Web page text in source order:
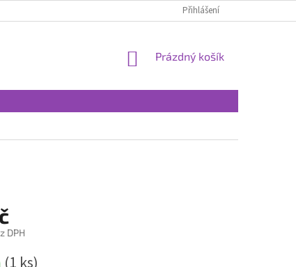
Přihlášení
NÁKUPNÍ
Prázdný košík
DPH